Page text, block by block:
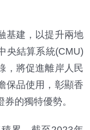
基建，以提升兩地
央結算系統(CMU)
，將促進離岸人民
保品使用，彰顯香
的獨特優勢。